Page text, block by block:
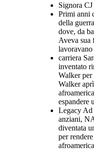
Signora
Primi anni
della
dove, da
Aveva sua
lavoravano
carriera
inventato
Walker
Walker
espandere
Legacy Ad
anziani,
diventata
per